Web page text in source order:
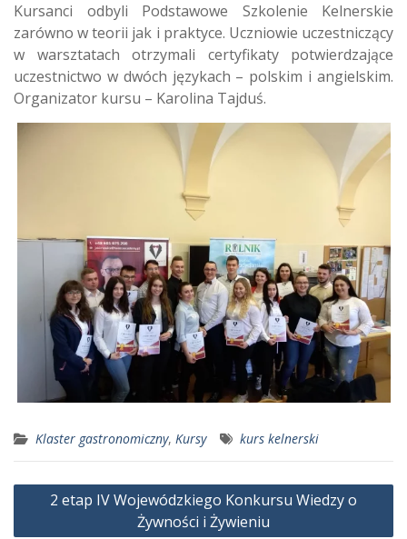
Kursanci odbyli Podstawowe Szkolenie Kelnerskie
zarówno w teorii jak i praktyce. Uczniowie uczestniczący
w warsztatach otrzymali certyfikaty potwierdzające
uczestnictwo w dwóch językach – polskim i angielskim.
Organizator kursu – Karolina Tajduś.
Klaster gastronomiczny, Kursy kurs kelnerski
Nawigacja
2 etap IV Wojewódzkiego Konkursu Wiedzy o
Żywności i Żywieniu